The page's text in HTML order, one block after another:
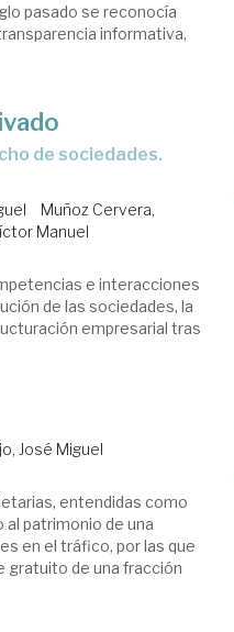
pasado se reconocía
informativa,
Muñoz Cervera,
Manuel
e interacciones
de las sociedades, la
empresarial tras
José Miguel
entendidas como
patrimonio de una
en el tráfico, por las que
gratuito de una fracción